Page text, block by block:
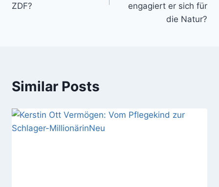
ZDF?
engagiert er sich für
die Natur?
Similar Posts